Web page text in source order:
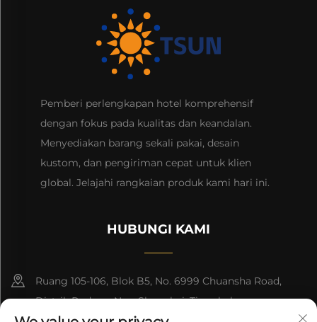
Pemberi perlengkapan hotel komprehensif
dengan fokus pada kualitas dan keandalan.
Menyediakan barang sekali pakai, desain
kustom, dan pengiriman cepat untuk klien
global. Jelajahi rangkaian produk kami hari ini.
HUBUNGI KAMI
Ruang 105-106, Blok B5, No. 6999 Chuansha Road,
Distrik Pudong Nee, Shanghai, Tiongkok